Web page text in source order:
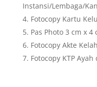
Instansi/Lembaga/
Fotocopy Kartu
Pas Photo 3 cm x 4
Fotocopy Akte
Fotocopy KTP